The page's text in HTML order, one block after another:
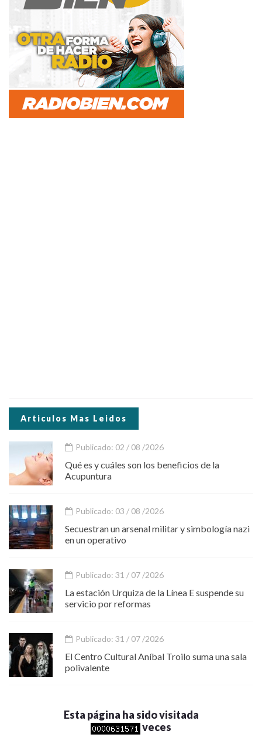
Articulos Mas Leidos
Publicado: 02 / 08 /2026
Qué es y cuáles son los beneficios de la
Acupuntura
Publicado: 03 / 08 /2026
Secuestran un arsenal militar y simbología nazi
en un operativo
Publicado: 31 / 07 /2026
La estación Urquiza de la Línea E suspende su
servicio por reformas
Publicado: 31 / 07 /2026
El Centro Cultural Aníbal Troilo suma una sala
polivalente
Esta página ha sido visitada
veces